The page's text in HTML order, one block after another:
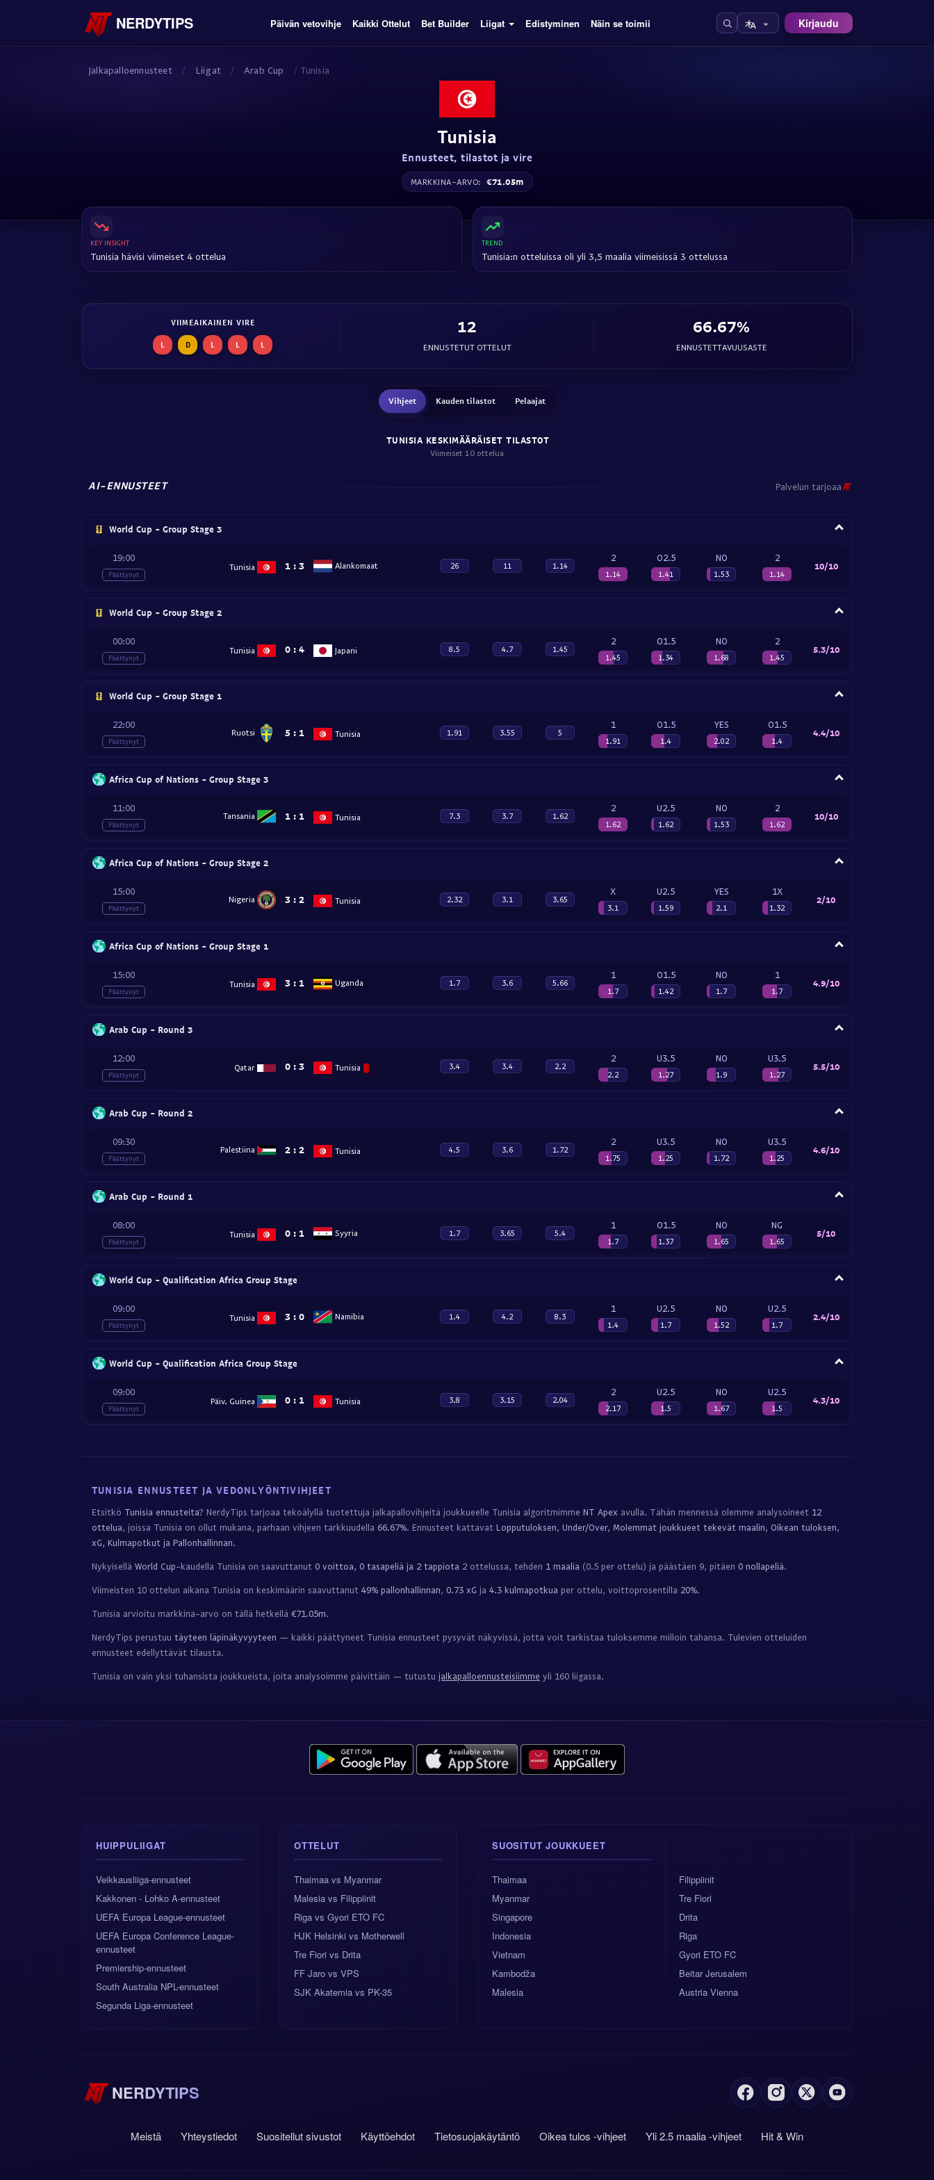
NERDYTIPS Päivän vetovihje Kaikki Ottelut Bet Builder Liigat Edistyminen Näin se toimii Kirjaudu
Jalkapalloennusteet / Liigat / Arab Cup / Tunisia
Tunisia
Ennusteet, tilastot ja vire
MARKKINA-ARVO: €71.05m
KEY INSIGHT
Tunisia hävisi viimeiset 4 ottelua
TREND
Tunisia:n otteluissa oli yli 3,5 maalia viimeisissä 3 ottelussa
VIIMEAIKAINEN VIRE
L D L L L
12
ENNUSTETUT OTTELUT
66.67%
ENNUSTETTAVUUSASTE
Vihjeet Kauden tilastot Pelaajat
TUNISIA KESKIMÄÄRÄISET TILASTOT
Viimeiset 10 ottelua
AI-ENNUSTEET Palvelun tarjoaa
World Cup - Group Stage 3
19:00
Päättynyt
Tunisia 1 : 3 Alankomaat 26 11 1.14
2
1.14
O2.5
1.41
NO
1.53
2
1.14
10/10
World Cup - Group Stage 2
00:00
Päättynyt
Tunisia 0 : 4 Japani 8.5 4.7 1.45
2
1.45
O1.5
1.34
NO
1.68
2
1.45
5.3/10
World Cup - Group Stage 1
22:00
Päättynyt
Ruotsi 5 : 1 Tunisia 1.91 3.55 5
1
1.91
O1.5
1.4
YES
2.02
O1.5
1.4
4.4/10
Africa Cup of Nations - Group Stage 3
11:00
Päättynyt
Tansania 1 : 1 Tunisia 7.3 3.7 1.62
2
1.62
U2.5
1.62
NO
1.53
2
1.62
10/10
Africa Cup of Nations - Group Stage 2
15:00
Päättynyt
Nigeria 3 : 2 Tunisia 2.32 3.1 3.65
X
3.1
U2.5
1.59
YES
2.1
1X
1.32
2/10
Africa Cup of Nations - Group Stage 1
15:00
Päättynyt
Tunisia 3 : 1 Uganda 1.7 3.6 5.66
1
1.7
O1.5
1.42
NO
1.7
1
1.7
4.9/10
Arab Cup - Round 3
12:00
Päättynyt
Qatar 0 : 3 Tunisia 3.4 3.4 2.2
2
2.2
U3.5
1.27
NO
1.9
U3.5
1.27
5.5/10
Arab Cup - Round 2
09:30
Päättynyt
Palestiina 2 : 2 Tunisia 4.5 3.6 1.72
2
1.75
U3.5
1.25
NO
1.72
U3.5
1.25
4.6/10
Arab Cup - Round 1
08:00
Päättynyt
Tunisia 0 : 1 Syyria 1.7 3.65 5.4
1
1.7
O1.5
1.37
NO
1.65
NG
1.65
5/10
World Cup - Qualification Africa Group Stage
09:00
Päättynyt
Tunisia 3 : 0 Namibia 1.4 4.2 8.3
1
1.4
U2.5
1.7
NO
1.52
U2.5
1.7
2.4/10
World Cup - Qualification Africa Group Stage
09:00
Päättynyt
Päiv. Guinea 0 : 1 Tunisia 3.8 3.15 2.04
2
2.17
U2.5
1.5
NO
1.67
U2.5
1.5
4.3/10
TUNISIA ENNUSTEET JA VEDONLYÖNTIVIHJEET
Etsitkö Tunisia ennusteita? NerdyTips tarjoaa tekoälyllä tuotettuja jalkapallovihjeitä joukkueelle Tunisia algoritmimme NT Apex avulla. Tähän mennessä olemme analysoineet 12
ottelua, joissa Tunisia on ollut mukana, parhaan vihjeen tarkkuudella 66.67%. Ennusteet kattavat Lopputuloksen, Under/Over, Molemmat joukkueet tekevät maalin, Oikean tuloksen,
xG, Kulmapotkut ja Pallonhallinnan.
Nykyisellä World Cup-kaudella Tunisia on saavuttanut 0 voittoa, 0 tasapeliä ja 2 tappiota 2 ottelussa, tehden 1 maalia (0.5 per ottelu) ja päästäen 9, pitäen 0 nollapeliä.
Viimeisten 10 ottelun aikana Tunisia on keskimäärin saavuttanut 49% pallonhallinnan, 0.73 xG ja 4.3 kulmapotkua per ottelu, voittoprosentilla 20%.
Tunisia arvioitu markkina-arvo on tällä hetkellä €71.05m.
NerdyTips perustuu täyteen läpinäkyvyyteen — kaikki päättyneet Tunisia ennusteet pysyvät näkyvissä, jotta voit tarkistaa tuloksemme milloin tahansa. Tulevien otteluiden
ennusteet edellyttävät tilausta.
Tunisia on vain yksi tuhansista joukkueista, joita analysoimme päivittäin — tutustu jalkapalloennusteisiimme yli 160 liigassa.
HUIPPULIIGAT
Veikkausliiga-ennusteet
Kakkonen - Lohko A-ennusteet
UEFA Europa League-ennusteet
UEFA Europa Conference League-
ennusteet
Premiership-ennusteet
South Australia NPL-ennusteet
Segunda Liga-ennusteet
OTTELUT
Thaimaa vs Myanmar
Malesia vs Filippiinit
Riga vs Gyori ETO FC
HJK Helsinki vs Motherwell
Tre Fiori vs Drita
FF Jaro vs VPS
SJK Akatemia vs PK-35
SUOSITUT JOUKKUEET
Thaimaa
Myanmar
Singapore
Indonesia
Vietnam
Kambodža
Malesia
Filippiinit
Tre Fiori
Drita
Riga
Gyori ETO FC
Beitar Jerusalem
Austria Vienna
NERDYTIPS
Meistä Yhteystiedot Suositellut sivustot Käyttöehdot Tietosuojakäytäntö Oikea tulos -vihjeet Yli 2.5 maalia -vihjeet Hit & Win